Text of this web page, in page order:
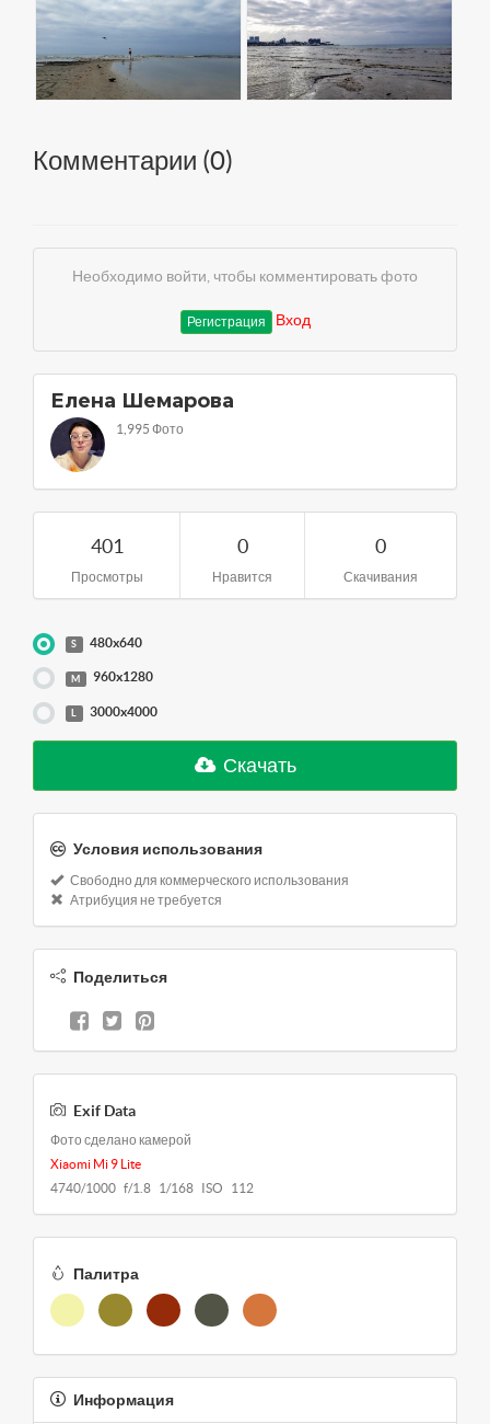
Комментарии (0)
Необходимо войти, чтобы комментировать фото
Регистрация Вход
Елена Шемарова
1,995 Фото
401
Просмотры
0
Нравится
0
Скачивания
S 480x640
M 960x1280
3000x4000
Скачать
Условия использования
Свободно для коммерческого использования
Атрибуция не требуется
Поделиться
Exif Data
Фото сделано камерой
Xiaomi Mi 9 Lite
4740/1000 f/1.8 1/168 ISO 112
Палитра
Информация